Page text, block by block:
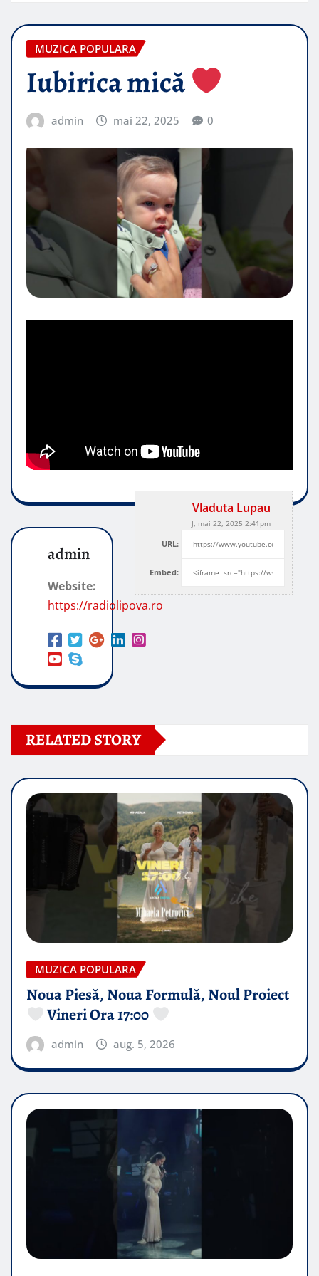
MUZICA POPULARA
Iubirica mică
admin mai 22, 2025 0
Vladuta Lupau
J, mai 22, 2025 2:41pm
URL:
Embed:
admin
Website:
https://radiolipova.ro
RELATED STORY
MUZICA POPULARA
Noua Piesă, Noua Formulă, Noul Proiect
Vineri Ora 17:00
admin aug. 5, 2026